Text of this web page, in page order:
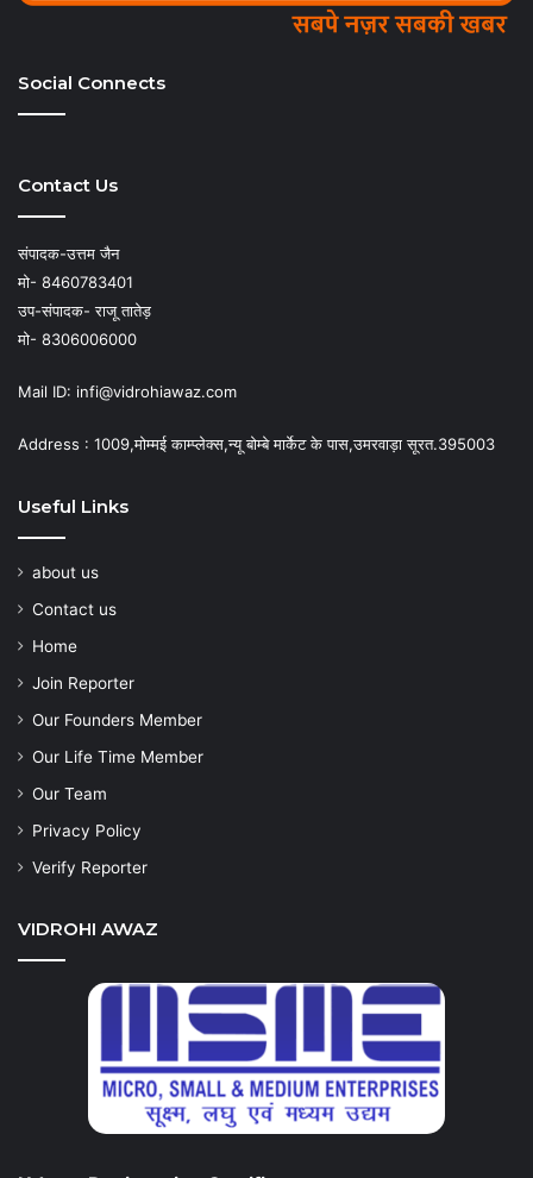
Social Connects
Contact Us
संपादक-उत्तम जैन
मो- 8460783401
उप-संपादक- राजू तातेड़
मो- 8306006000
Mail ID: infi@vidrohiawaz.com
Address : 1009,मोम्मई काम्प्लेक्स,न्यू बोम्बे मार्केट के पास,उमरवाड़ा सूरत.395003
Useful Links
about us
Contact us
Home
Join Reporter
Our Founders Member
Our Life Time Member
Our Team
Privacy Policy
Verify Reporter
VIDROHI AWAZ